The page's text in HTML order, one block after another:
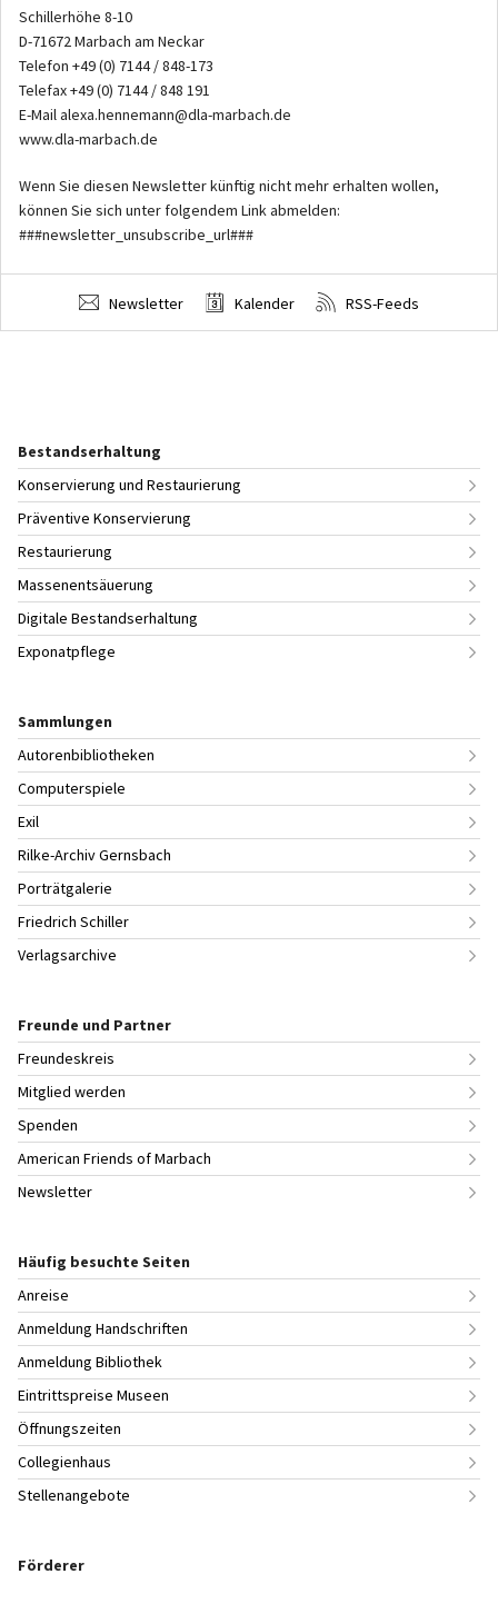
Schillerhöhe 8-10
D-71672 Marbach am Neckar
Telefon +49 (0) 7144 / 848-173
Telefax +49 (0) 7144 / 848 191
E-Mail alexa.hennemann@dla-marbach.de
www.dla-marbach.de
Wenn Sie diesen Newsletter künftig nicht mehr erhalten wollen,
können Sie sich unter folgendem Link abmelden:
###newsletter_unsubscribe_url###
Newsletter Kalender RSS-Feeds
Bestandserhaltung
Konservierung und Restaurierung
Präventive Konservierung
Restaurierung
Massenentsäuerung
Digitale Bestandserhaltung
Exponatpflege
Sammlungen
Autorenbibliotheken
Computerspiele
Exil
Rilke-Archiv Gernsbach
Porträtgalerie
Friedrich Schiller
Verlagsarchive
Freunde und Partner
Freundeskreis
Mitglied werden
Spenden
American Friends of Marbach
Newsletter
Häufig besuchte Seiten
Anreise
Anmeldung Handschriften
Anmeldung Bibliothek
Eintrittspreise Museen
Öffnungszeiten
Collegienhaus
Stellenangebote
Förderer